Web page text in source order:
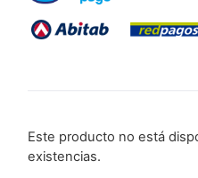
Este producto no está
existencias.